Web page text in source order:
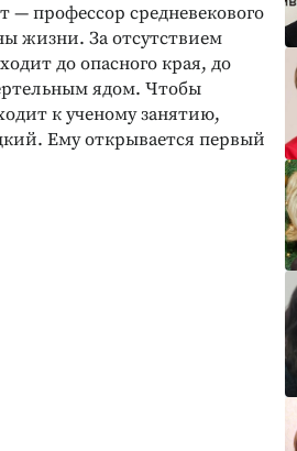
— профессор средневекового
жизни. За отсутствием
до опасного края, до
ядом. Чтобы
к ученому занятию,
Ему открывается первый